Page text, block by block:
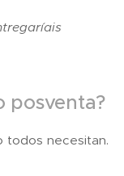
posventa?
todos necesitan.